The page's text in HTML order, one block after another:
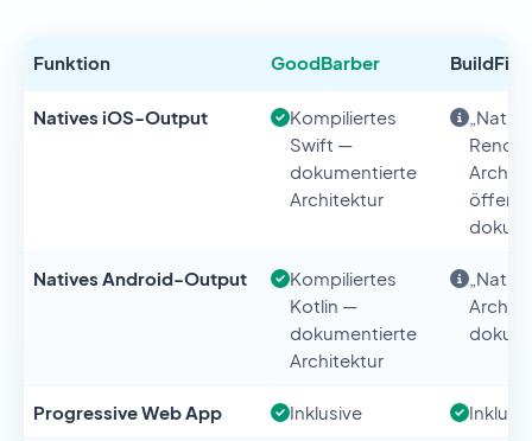
Funktion GoodBarber BuildFire
Natives iOS-Output
Kompiliertes
Swift —
dokumentierte
Architektur
Natives Android-Output
Kompiliertes
Kotlin —
dokumentierte
Architektur
Progressive Web App Inklusive